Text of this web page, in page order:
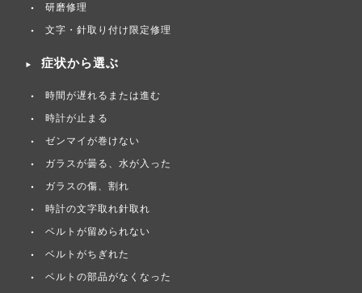
研磨修理
文字・針取り付け限定修理
症状から選ぶ
時間が遅れるまたは進む
時計が止まる
ゼンマイが巻けない
ガラスが曇る、水が入った
ガラスの傷、割れ
時計の文字取れ針取れ
ベルトが留められない
ベルトがちぎれた
ベルトの部品がなくなった